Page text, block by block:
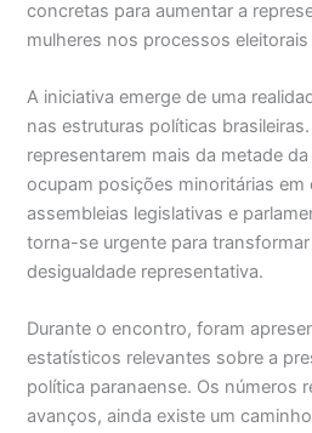
concretas para aumentar a
mulheres nos processos
A iniciativa emerge de uma
nas estruturas políticas
representarem mais da metade
ocupam posições minoritárias em
assembleias legislativas e
torna-se urgente para
desigualdade representativa.
Durante o encontro, foram
estatísticos relevantes sobre a
política paranaense. Os números
avanços, ainda existe um